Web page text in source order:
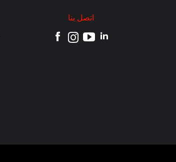
اتصل بنا